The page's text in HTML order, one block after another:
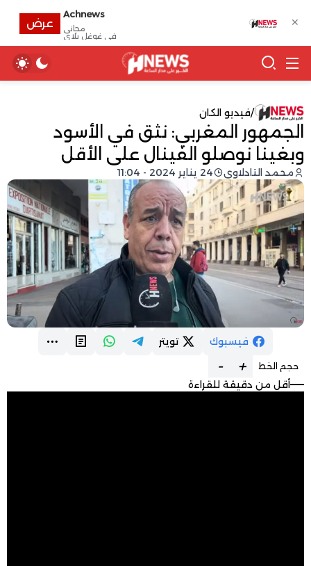
/فيديو الكان
الجمهور المغربي: نثق في الأسود
وبغينا نوصلو الفينال على الأقل
محمد التادلاوي 24 يناير 2024 - 11:04
فيسبوك تويتر
حجم الخط +
-
أقل من دقيقة للقراءة
✕
Achnews
مجانى
في غوغل بلاي
عرض